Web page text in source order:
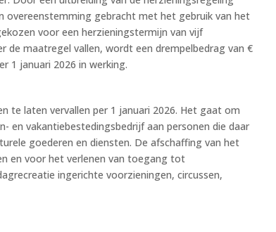
overeenstemming gebracht met het gebruik van het
voor een herzieningstermijn van vijf
de maatregel vallen, wordt een drempelbedrag van €
1 januari 2026 in werking.
te laten vervallen per 1 januari 2026. Het gaat om
en vakantiebestedingsbedrijf aan personen die daar
goederen en diensten. De afschaffing van het
en voor het verlenen van toegang tot
ingerichte voorzieningen, circussen,